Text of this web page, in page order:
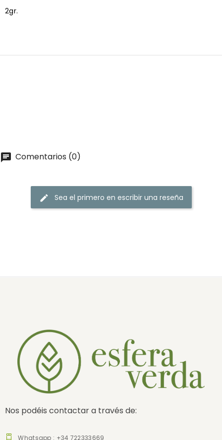
2gr.
Comentarios (0)
Sea el primero en escribir una reseña
Nos podéis contactar a través de:
Whatsapp : +34 722333669